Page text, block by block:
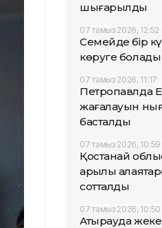
шығарылды
07 тамыз 2026, 12:52
Семейде бір
көруге болады
07 тамыз 2026, 11:17
Петропавлда
жағалауын
басталды
07 тамыз 2026, 10:59
Қостанай
арқылы
сотталды
07 тамыз 2026, 10:50
Атырауда